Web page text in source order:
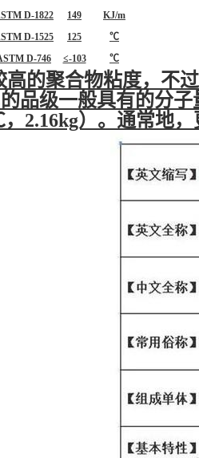
D-1822 149 KJ/m
D-1525 125
℃
D-746 ≤-103 ℃
高的聚合物粘度，不
品级一般具有的分
2.16kg）。通常地